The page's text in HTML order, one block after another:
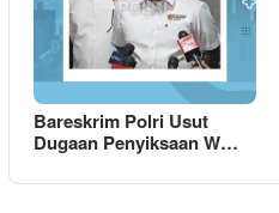
Bareskrim Polri Usut
Dugaan Penyiksaan W…